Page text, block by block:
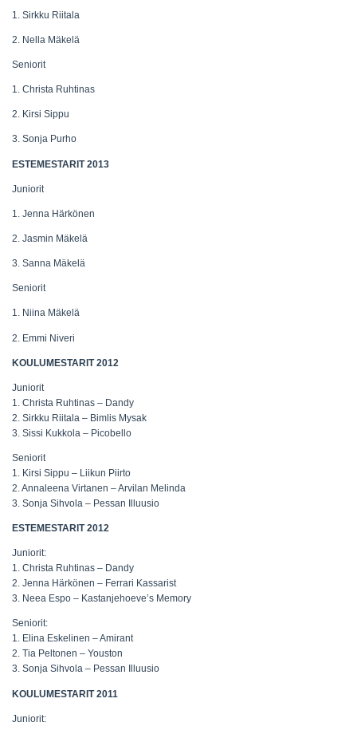
1. Sirkku Riitala
2. Nella Mäkelä
Seniorit
1. Christa Ruhtinas
2. Kirsi Sippu
3. Sonja Purho
ESTEMESTARIT 2013
Juniorit
1. Jenna Härkönen
2. Jasmin Mäkelä
3. Sanna Mäkelä
Seniorit
1. Niina Mäkelä
2. Emmi Niveri
KOULUMESTARIT 2012
Juniorit
1. Christa Ruhtinas – Dandy
2. Sirkku Riitala – Bimlis Mysak
3. Sissi Kukkola – Picobello
Seniorit
1. Kirsi Sippu – Liikun Piirto
2. Annaleena Virtanen – Arvilan Melinda
3. Sonja Sihvola – Pessan Illuusio
ESTEMESTARIT 2012
Juniorit:
1. Christa Ruhtinas – Dandy
2. Jenna Härkönen – Ferrari Kassarist
3. Neea Espo – Kastanjehoeve’s Memory
Seniorit:
1. Elina Eskelinen – Amirant
2. Tia Peltonen – Youston
3. Sonja Sihvola – Pessan Illuusio
KOULUMESTARIT 2011
Juniorit: